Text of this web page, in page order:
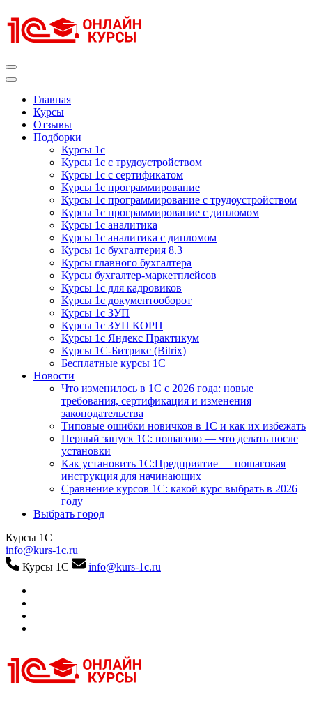
к
содержимому
Главная
Курсы
Отзывы
Подборки
Курсы 1с
Курсы 1с с трудоустройством
Курсы 1с с сертификатом
Курсы 1с программирование
Курсы 1с программирование с трудоустройством
Курсы 1с программирование с дипломом
Курсы 1с аналитика
Курсы 1с аналитика с дипломом
Курсы 1с бухгалтерия 8.3
Курсы главного бухгалтера
Курсы бухгалтер-маркетплейсов
Курсы 1с для кадровиков
Курсы 1с документооборот
Курсы 1с ЗУП
Курсы 1с ЗУП КОРП
Курсы 1с Яндекс Практикум
Курсы 1С-Битрикс (Bitrix)
Бесплатные курсы 1С
Новости
Что изменилось в 1С с 2026 года: новые
требования, сертификация и изменения
законодательства
Типовые ошибки новичков в 1С и как их избежать
Первый запуск 1С: пошагово — что делать после
установки
Как установить 1С:Предприятие — пошаговая
инструкция для начинающих
Сравнение курсов 1С: какой курс выбрать в 2026
году
Выбрать город
Курсы 1С
info@kurs-1c.ru
Курсы 1С
info@kurs-1c.ru